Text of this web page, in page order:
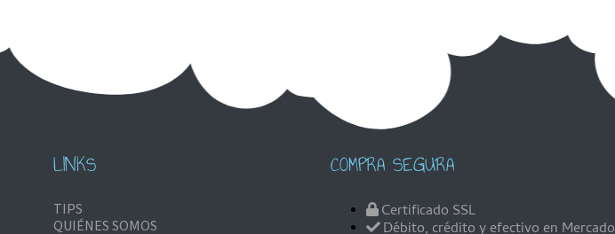
LINKS
TIPS
QUIÉNES SOMOS
COMPRA SEGURA
Certificado SSL